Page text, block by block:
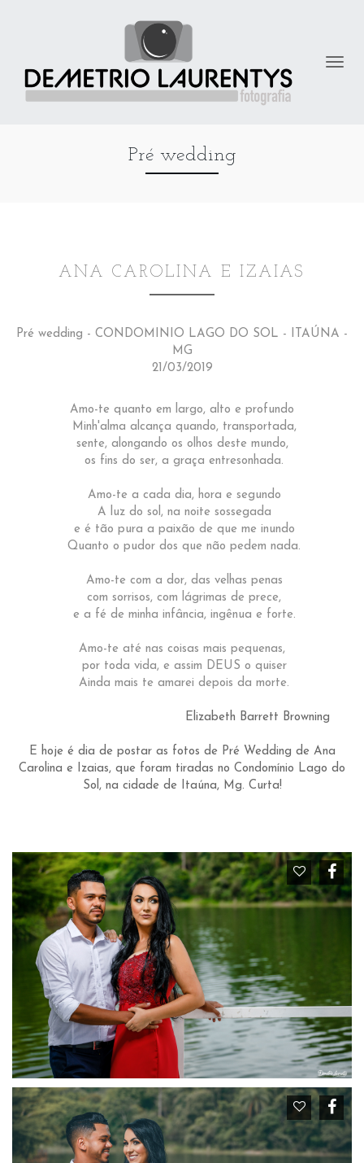
Pré wedding
ANA CAROLINA E IZAIAS
Pré wedding - CONDOMINIO LAGO DO SOL - ITAÚNA -
MG
21/03/2019
Amo-te quanto em largo, alto e profundo
Minh'alma alcança quando, transportada,
sente, alongando os olhos deste mundo,
os fins do ser, a graça entresonhada.
Amo-te a cada dia, hora e segundo
A luz do sol, na noite sossegada
e é tão pura a paixão de que me inundo
Quanto o pudor dos que não pedem nada.
Amo-te com a dor, das velhas penas
com sorrisos, com lágrimas de prece,
e a fé de minha infância, ingênua e forte.
Amo-te até nas coisas mais pequenas,
por toda vida, e assim DEUS o quiser
Ainda mais te amarei depois da morte.
Elizabeth Barrett Browning
E hoje é dia de postar as fotos de Pré Wedding de Ana
Carolina e Izaias, que foram tiradas no Condomínio Lago do
Sol, na cidade de Itaúna, Mg. Curta!